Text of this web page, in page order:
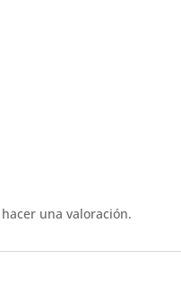
una valoración.